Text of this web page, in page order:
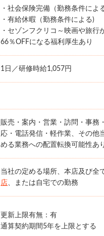
・社会保険完備（勤務条件によ
・有給休暇（勤務条件による)
・セゾンフクリコ～映画や旅行
66％OFFになる福利厚生あり
1日／研修時給1,057円
販売・案内・営業・訪問・事務
応・電話発信・軽作業、その他
める業務への配置転換可能性あ
当社の定める場所、本店及び全
店、または自宅での勤務
更新上限有無：有
通算契約期間5年を上限とする